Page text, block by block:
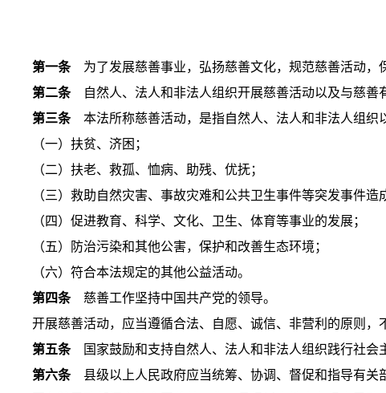
第一条为了发展慈善事业，弘扬慈善文化，规范慈善活动，
第二条自然人、法人和非法人组织开展慈善活动以及与慈善
第三条本法所称慈善活动，是指自然人、法人和非法人组织
（一）扶贫、济困；
（二）扶老、救孤、恤病、助残、优抚；
（三）救助自然灾害、事故灾难和公共卫生事件等突发事件造
（四）促进教育、科学、文化、卫生、体育等事业的发展；
（五）防治污染和其他公害，保护和改善生态环境；
（六）符合本法规定的其他公益活动。
第四条慈善工作坚持中国共产党的领导。
开展慈善活动，应当遵循合法、自愿、诚信、非营利的原则
第五条国家鼓励和支持自然人、法人和非法人组织践行社会
第六条县级以上人民政府应当统筹、协调、督促和指导有关